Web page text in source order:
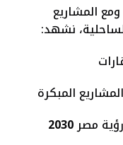
المشاريع
نشهد:
المبكرة
مصر2030